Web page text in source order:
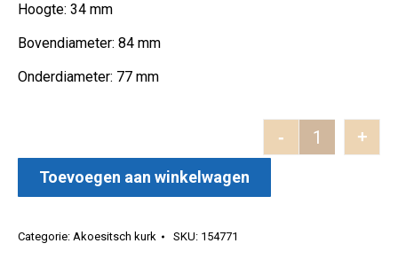
Hoogte: 34 mm
Bovendiameter: 84 mm
Onderdiameter: 77 mm
- +
Toevoegen aan winkelwagen
Categorie: Akoesitsch kurk SKU: 154771